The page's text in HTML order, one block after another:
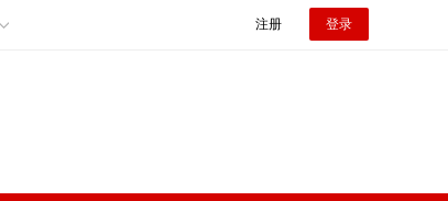
注册 登录